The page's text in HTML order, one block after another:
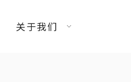
关于我们